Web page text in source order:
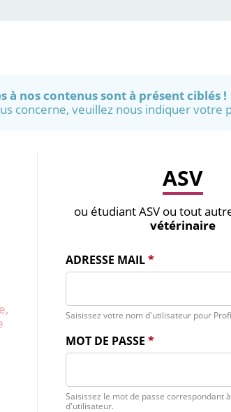
à nos contenus sont à présent ciblés !
concerne, veuillez nous indiquer votre
ASV
ou étudiant ASV ou tout
vétérinaire
ADRESSE MAIL*
Saisissez votre nom d'utilisateur pour
MOT DE PASSE *
Saisissez le mot de passe correspondant
d'utilisateur.